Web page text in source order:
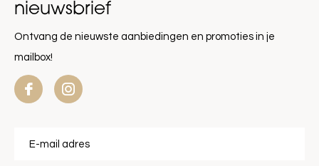
nieuwsbrief
Ontvang de nieuwste aanbiedingen en promoties in je
mailbox!